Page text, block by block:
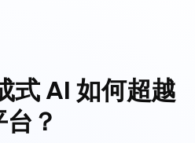
式 AI 如何超越
？